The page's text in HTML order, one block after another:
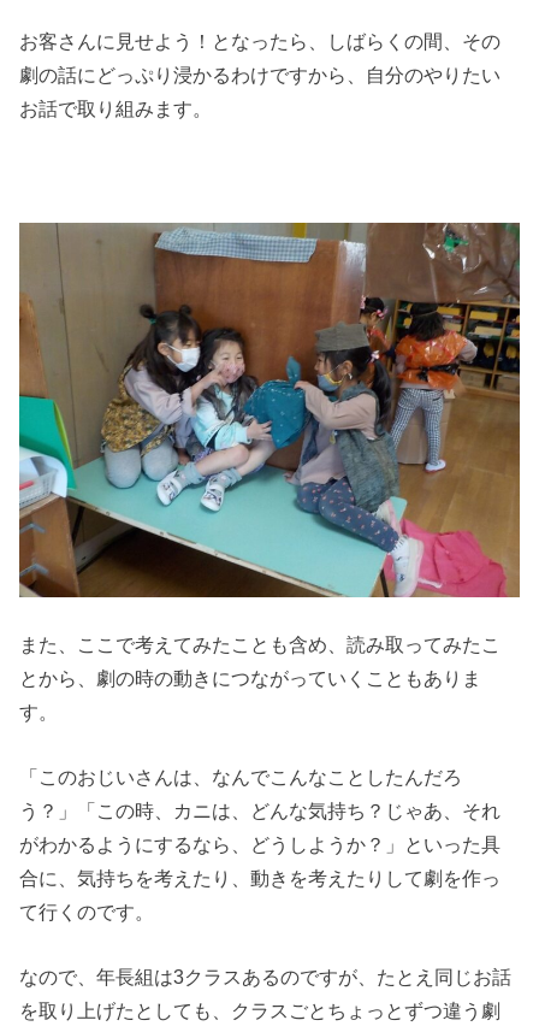
お客さんに見せよう！となったら、しばらくの間、その
劇の話にどっぷり浸かるわけですから、自分のやりたい
お話で取り組みます。
また、ここで考えてみたことも含め、読み取ってみたこ
とから、劇の時の動きにつながっていくこともありま
す。
「このおじいさんは、なんでこんなことしたんだろ
う？」「この時、カニは、どんな気持ち？じゃあ、それ
がわかるようにするなら、どうしようか？」といった具
合に、気持ちを考えたり、動きを考えたりして劇を作っ
て行くのです。
なので、年長組は3クラスあるのですが、たとえ同じお話
を取り上げたとしても、クラスごとちょっとずつ違う劇